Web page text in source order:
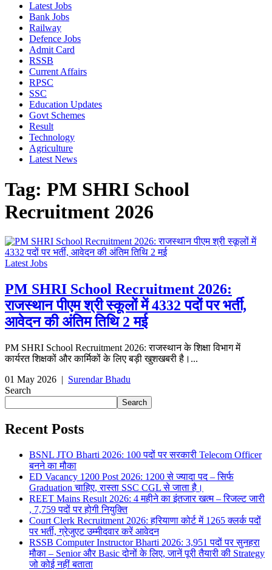
Latest Jobs
Bank Jobs
Railway
Defence Jobs
Admit Card
RSSB
Current Affairs
RPSC
SSC
Education Updates
Govt Schemes
Result
Technology
Agriculture
Latest News
Tag: PM SHRI School
Recruitment 2026
Latest Jobs
PM SHRI School Recruitment 2026:
राजस्थान पीएम श्री स्कूलों में 4332 पदों पर भर्ती,
आवेदन की अंतिम तिथि 2 मई
PM SHRI School Recruitment 2026: राजस्थान के शिक्षा विभाग में
कार्यरत शिक्षकों और कार्मिकों के लिए बड़ी खुशखबरी है।...
01 May 2026 | Surendar Bhadu
Search
Search
Recent Posts
BSNL JTO Bharti 2026: 100 पदों पर सरकारी Telecom Officer
बनने का मौका
ED Vacancy 1200 Post 2026: 1200 से ज्यादा पद – सिर्फ
Graduation चाहिए, रास्ता SSC CGL से जाता है।
REET Mains Result 2026: 4 महीने का इंतजार खत्म – रिजल्ट जारी
, 7,759 पदों पर होगी नियुक्ति
Court Clerk Recruitment 2026: हरियाणा कोर्ट में 1265 क्लर्क पदों
पर भर्ती, ग्रेजुएट उम्मीदवार करें आवेदन
RSSB Computer Instructor Bharti 2026: 3,951 पदों पर सुनहरा
मौका – Senior और Basic दोनों के लिए, जानें पूरी तैयारी की Strategy
जो कोई नहीं बताता